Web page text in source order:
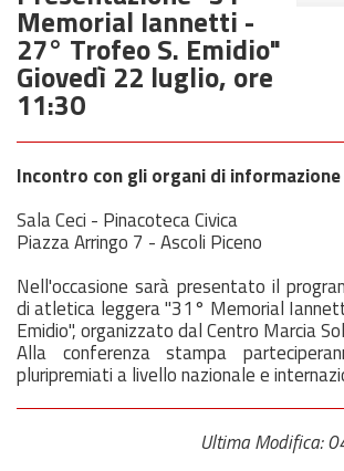
Memorial Iannetti -
27° Trofeo S. Emidio"
Giovedì 22 luglio, ore
11:30
Incontro con gli organi di informazione
Sala Ceci - Pinacoteca Civica
Piazza Arringo 7 - Ascoli Piceno
Nell'occasione sarà presentato il
di atletica leggera "31° Memorial
Emidio", organizzato dal Centro Marcia
Alla conferenza stampa
pluripremiati a livello nazionale e
Ultima Modifica: